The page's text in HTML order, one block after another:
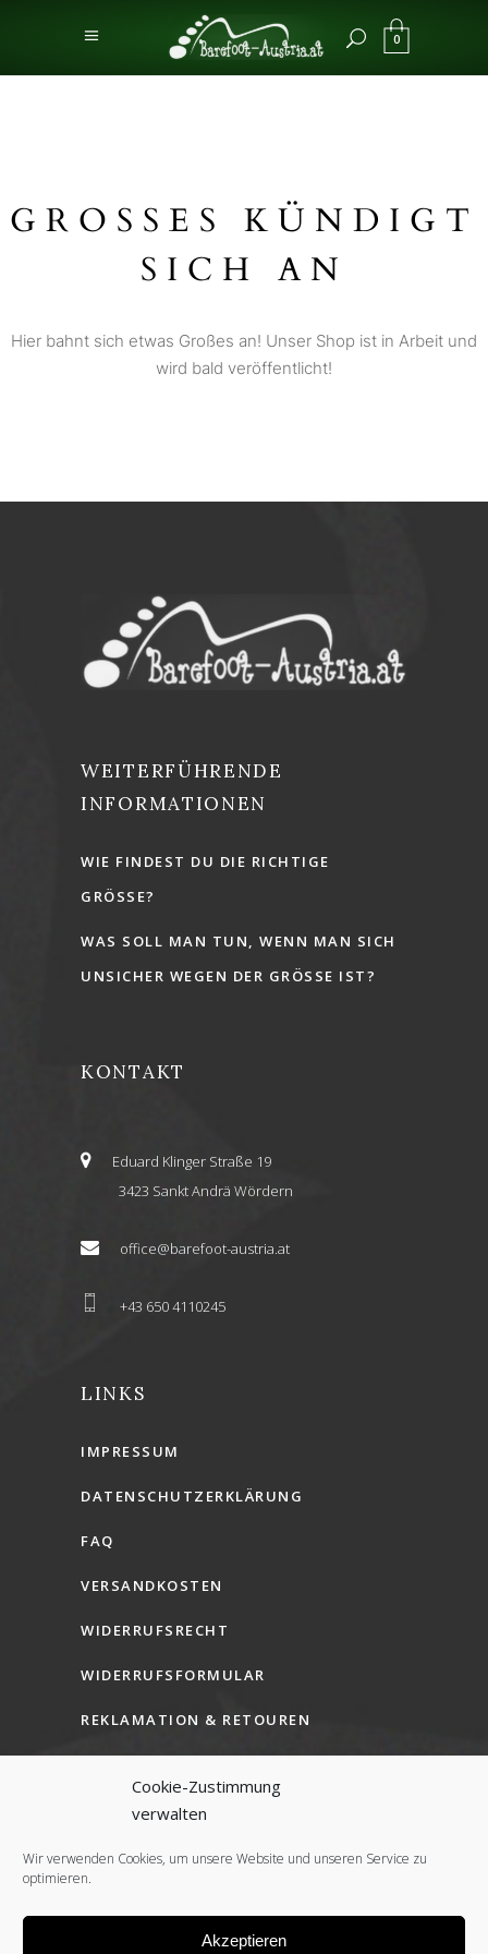
Cookie-Zustimmung
verwalten
Wir verwenden Cookies, um unsere Website und unseren Service zu
optimieren.
Akzeptieren
0
GROSSES KÜNDIGT S
ICH AN
Hier bahnt sich etwas Großes an! Unser Shop ist in Arbeit und
wird bald veröffentlicht!
WEITERFÜHRENDE
INFORMATIONEN
WIE FINDEST DU DIE RICHTIGE
GRÖSSE?
WAS SOLL MAN TUN, WENN MAN SICH
UNSICHER WEGEN DER GRÖSSE IST?
KONTAKT
Eduard Klinger Straße 19
3423 Sankt Andrä Wördern
office@barefoot-austria.at
+43 650 4110245
LINKS
IMPRESSUM
DATENSCHUTZERKLÄRUNG
FAQ
VERSANDKOSTEN
WIDERRUFSRECHT
WIDERRUFSFORMULAR
REKLAMATION & RETOUREN
AGB (B2B)
COOKIE-RICHTLINIE (EU)